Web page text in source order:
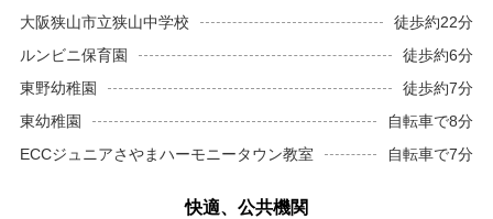
大阪狭山市立狭山中学校
徒歩約22分
ルンビニ保育園
徒歩約6分
東野幼稚園
徒歩約7分
東幼稚園
自転車で8分
ECCジュニアさやまハーモニータウン教室
自転車で7分
快適、公共機関